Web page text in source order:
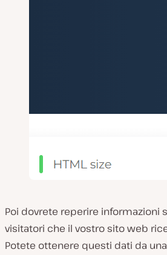
Poi dovrete reperire informazioni
visitatori che il vostro sito web
Potete ottenere questi dati da